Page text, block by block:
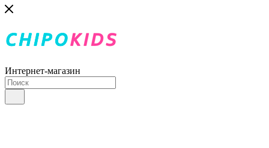
Интернет-магазин